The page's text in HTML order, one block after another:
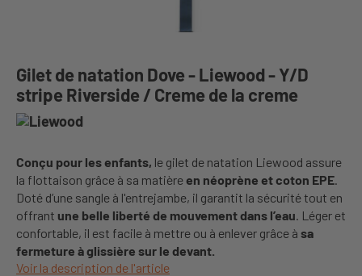
Gilet de natation Dove - Liewood - Y/D
stripe Riverside / Creme de la creme
Conçu pour les enfants, le gilet de natation Liewood assure
la flottaison grâce à sa matièreen néoprène et coton EPE.
Doté d’une sangle à l'entrejambe, il garantit la sécurité tout en
offrant une belle liberté de mouvement dans l’eau. Léger et
confortable, il est facile à mettre ou à enlever grâce à sa
fermeture à glissière sur le devant.
Voir la description de l'article